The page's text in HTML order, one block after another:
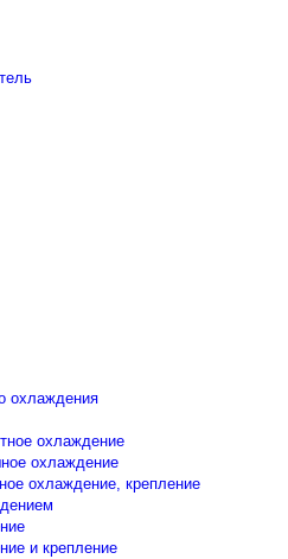
охлаждения
охлаждение
охлаждение
охлаждение, крепление
и крепление